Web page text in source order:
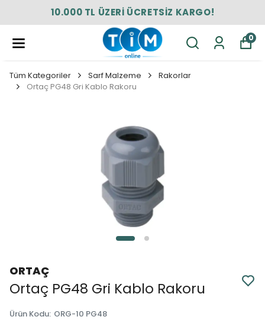
10.000 TL ÜZERİ ÜCRETSİZ KARGO!
0
Tüm Kategoriler Sarf Malzeme
Rakorlar
Ortaç PG48 Gri Kablo Rakoru
ORTAÇ
Ortaç PG48 Gri Kablo Rakoru
Ürün Kodu: ORG-10 PG48